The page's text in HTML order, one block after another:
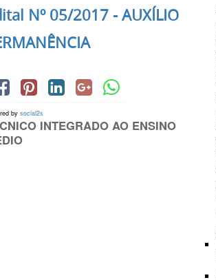
Nº 05/2017 - AUXÍLIO
bysocial2s
INTEGRADO AO ENSINO